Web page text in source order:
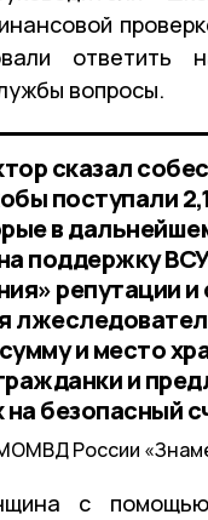
ответить
вопросы.
сказал
поступали
в
поддержку
репутации
и место
и
на безопасный
России
с помощью